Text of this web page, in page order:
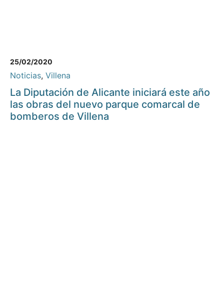
25/02/2020
Noticias, Villena
La Diputación de Alicante iniciará este año
las obras del nuevo parque comarcal de
bomberos de Villena